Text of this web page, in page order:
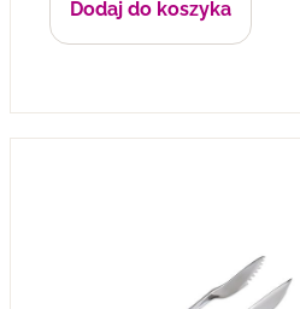
Dodaj do koszyka